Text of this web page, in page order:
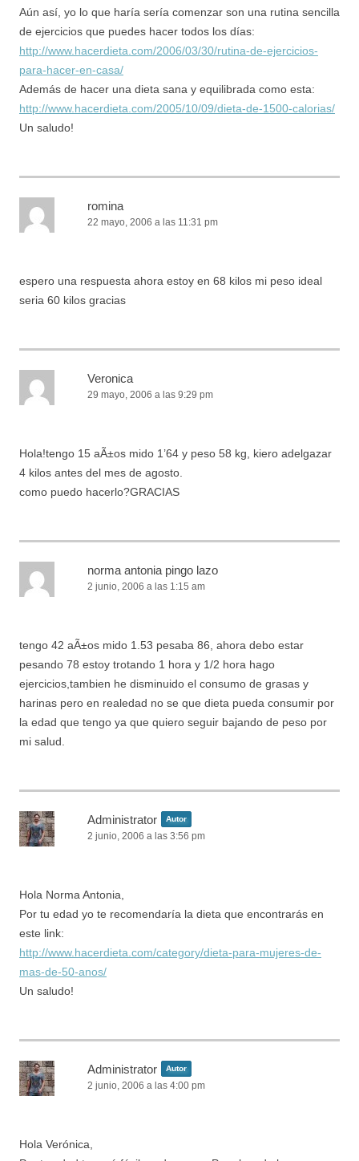
Aún así, yo lo que haría sería comenzar son una rutina sencilla
de ejercicios que puedes hacer todos los días:
http://www.hacerdieta.com/2006/03/30/rutina-de-ejercicios-
para-hacer-en-casa/
Además de hacer una dieta sana y equilibrada como esta:
http://www.hacerdieta.com/2005/10/09/dieta-de-1500-calorias/
Un saludo!
romina
22 mayo, 2006 a las 11:31 pm
espero una respuesta ahora estoy en 68 kilos mi peso ideal
seria 60 kilos gracias
Veronica
29 mayo, 2006 a las 9:29 pm
Hola!tengo 15 aÃ±os mido 1’64 y peso 58 kg, kiero adelgazar
4 kilos antes del mes de agosto.
como puedo hacerlo?GRACIAS
norma antonia pingo lazo
2 junio, 2006 a las 1:15 am
tengo 42 aÃ±os mido 1.53 pesaba 86, ahora debo estar
pesando 78 estoy trotando 1 hora y 1/2 hora hago
ejercicios,tambien he disminuido el consumo de grasas y
harinas pero en realedad no se que dieta pueda consumir por
la edad que tengo ya que quiero seguir bajando de peso por
mi salud.
Administrator Autor
2 junio, 2006 a las 3:56 pm
Hola Norma Antonia,
Por tu edad yo te recomendarí­a la dieta que encontrarás en
este link:
http://www.hacerdieta.com/category/dieta-para-mujeres-de-
mas-de-50-anos/
Un saludo!
Administrator Autor
2 junio, 2006 a las 4:00 pm
Hola Verónica,